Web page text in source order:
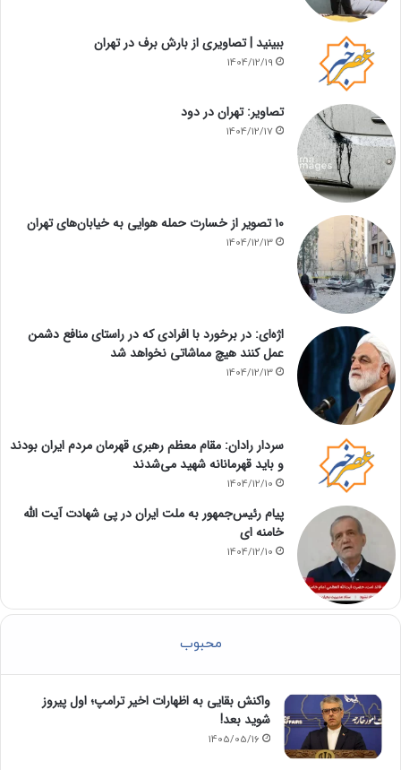
ببینید | تصاویری از بارش برف در تهران
1404/12/19
تصاویر: تهران در دود
1404/12/17
۱۰ تصویر از خسارت حمله هوایی به خیابان‌های تهران
1404/12/13
اژه‌ای: در برخورد با افرادی که در راستای منافع دشمن
عمل کنند هیچ مماشاتی نخواهد شد
1404/12/13
سردار رادان: مقام معظم رهبری قهرمان مردم ایران بودند
و باید قهرمانانه شهید می‌شدند
1404/12/10
پیام رئیس‌جمهور به ملت ایران در پی شهادت آیت الله
خامنه ای
1404/12/10
محبوب
واکنش بقایی به اظهارات اخیر ترامپ؛ اول پیروز
شوید بعد!
1405/05/16